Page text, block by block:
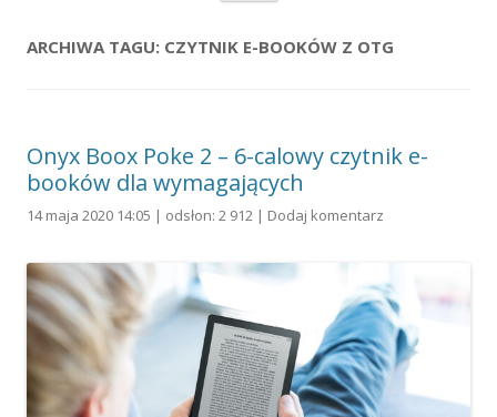
ARCHIWA TAGU: CZYTNIK E-BOOKÓW Z OTG
Onyx Boox Poke 2 – 6-calowy czytnik e-
booków dla wymagających
14 maja 2020 14:05 | odsłon: 2 912 | Dodaj komentarz